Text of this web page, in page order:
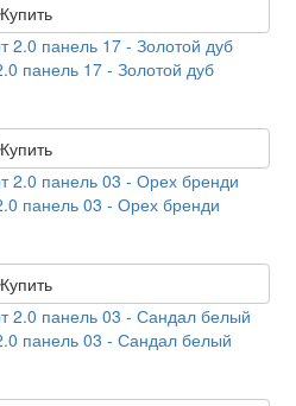
Купить
панель 17 - Золотой дуб
Купить
панель 03 - Орех бренди
Купить
панель 03 - Сандал белый